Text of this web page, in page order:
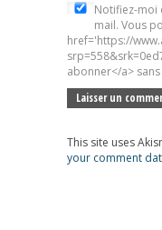
Notifiez-moi
mail. Vous
href='https://
abonner</a>
This site uses
your comment